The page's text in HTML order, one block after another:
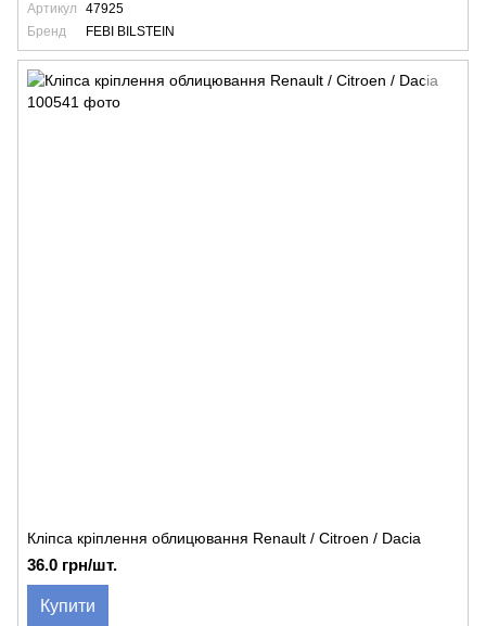
Артикул
47925
Бренд
FEBI BILSTEIN
Кліпса кріплення облицювання Renault / Citroen / Dacia
36.0 грн/шт.
Купити